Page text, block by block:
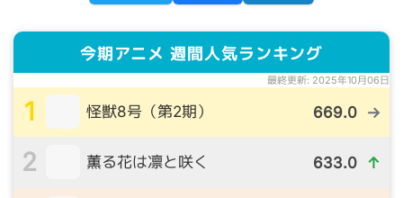
今期アニメ 週間人気ランキング
最終更新: 2025年10月06日
1 怪獣8号（第2期） 669.0 →
2 薫る花は凛と咲く 633.0 ↑